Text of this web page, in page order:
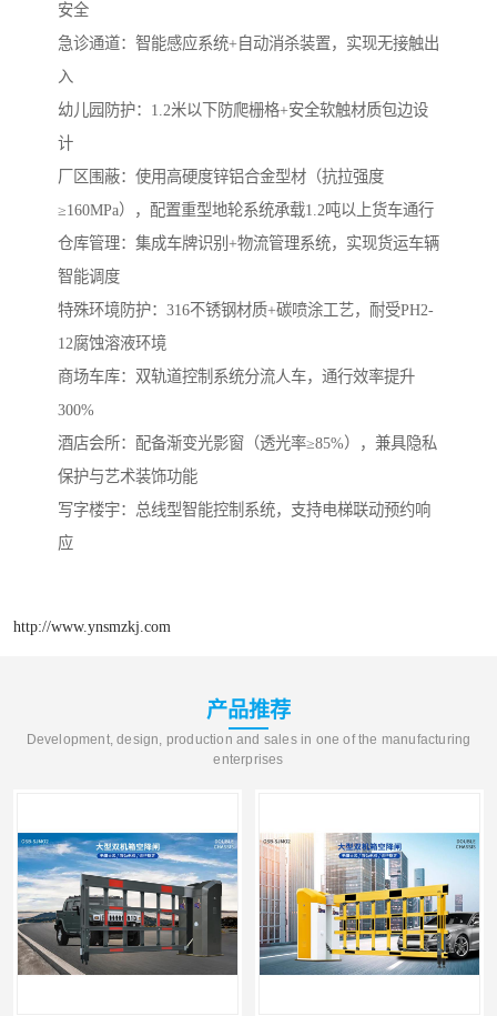
安全
急诊通道：智能感应系统+自动消杀装置，实现无接触出
入
幼儿园防护：1.2米以下防爬栅格+安全软触材质包边设
计
厂区围蔽‌：使用高硬度锌铝合金型材（抗拉强度
≥160MPa），配置重型地轮系统承载1.2吨以上货车通行
‌仓库管理‌：集成车牌识别+物流管理系统，实现货运车辆
智能调度
‌特殊环境防护‌：316不锈钢材质+碳喷涂工艺，耐受PH2-
12腐蚀溶液环境
商场车库‌：双轨道控制系统分流人车，通行效率提升
300%
‌酒店会所‌：配备渐变光影窗（透光率≥85%），兼具隐私
保护与艺术装饰功能
‌写字楼宇‌：总线型智能控制系统，支持电梯联动预约响
应
http://www.ynsmzkj.com
产品推荐
Development, design, production and sales in one of the manufacturing
enterprises